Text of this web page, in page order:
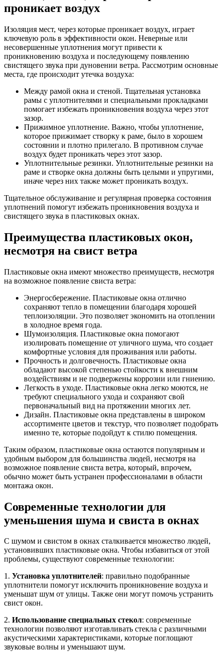
проникает воздух
Изоляция мест, через которые проникает воздух, играет
ключевую роль в эффективности окон. Неверные или
несовершенные уплотнения могут привести к
проникновению воздуха и последующему появлению
свистящего звука при дуновении ветра. Рассмотрим основные
места, где происходит утечка воздуха:
Между рамой окна и стеной. Тщательная установка
рамы с уплотнителями и специальными прокладками
помогает избежать проникновения воздуха через этот
зазор.
Прижимное уплотнение. Важно, чтобы уплотнение,
которое прижимает створку к раме, было в хорошем
состоянии и плотно прилегало. В противном случае
воздух будет проникать через этот зазор.
Уплотнительные резинки. Уплотнительные резинки на
раме и створке окна должны быть целыми и упругими,
иначе через них также может проникать воздух.
Тщательное обслуживание и регулярная проверка состояния
уплотнений помогут избежать проникновения воздуха и
свистящего звука в пластиковых окнах.
Преимущества пластиковых окон,
несмотря на свист ветра
Пластиковые окна имеют множество преимуществ, несмотря
на возможное появление свиста ветра:
Энергосбережение. Пластиковые окна отлично
сохраняют тепло в помещении благодаря хорошей
теплоизоляции. Это позволяет экономить на отоплении
в холодное время года.
Шумоизоляция. Пластиковые окна помогают
изолировать помещение от уличного шума, что создает
комфортные условия для проживания или работы.
Прочность и долговечность. Пластиковые окна
обладают высокой степенью стойкости к внешним
воздействиям и не подвержены коррозии или гниению.
Легкость в уходе. Пластиковые окна легко моются, не
требуют специального ухода и сохраняют свой
первоначальный вид на протяжении многих лет.
Дизайн. Пластиковые окна представлены в широком
ассортименте цветов и текстур, что позволяет подобрать
именно те, которые подойдут к стилю помещения.
Таким образом, пластиковые окна остаются популярным и
удобным выбором для большинства людей, несмотря на
возможное появление свиста ветра, который, впрочем,
обычно может быть устранен профессионалами в области
монтажа окон.
Современные технологии для
уменьшения шума и свиста в окнах
С шумом и свистом в окнах сталкивается множество людей,
установивших пластиковые окна. Чтобы избавиться от этой
проблемы, существуют современные технологии:
1. Установка уплотнителей: правильно подобранные
уплотнители помогут исключить проникновение воздуха и
уменьшат шум от улицы. Также они могут помочь устранить
свист окон.
2. Использование специальных стекол: современные
технологии позволяют изготавливать стекла с различными
акустическими характеристиками, которые поглощают
звуковые волны и уменьшают шум.